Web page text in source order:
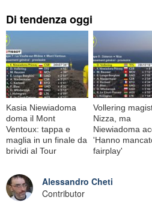
Di tendenza oggi
Kasia Niewiadoma
doma il Mont
Ventoux: tappa e
maglia in un finale da
brividi al Tour
Vollering
Nizza, ma
Niewiadoma
'Hanno
fairplay'
Alessandro Cheti
Contributor